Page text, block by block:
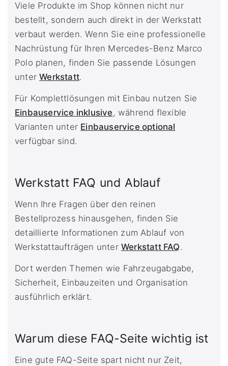
Viele Produkte im Shop können nicht nur
bestellt, sondern auch direkt in der Werkstatt
verbaut werden. Wenn Sie eine professionelle
Nachrüstung für Ihren Mercedes-Benz Marco
Polo planen, finden Sie passende Lösungen
unterWerkstatt.
Für Komplettlösungen mit Einbau nutzen Sie
Einbauservice inklusive, während flexible
Varianten unter Einbauservice optional
verfügbar sind.
Werkstatt FAQ und Ablauf
Wenn Ihre Fragen über den reinen
Bestellprozess hinausgehen, finden Sie
detaillierte Informationen zum Ablauf von
Werkstattaufträgen unter Werkstatt FAQ.
Dort werden Themen wie Fahrzeugabgabe,
Sicherheit, Einbauzeiten und Organisation
ausführlich erklärt.
Warum diese FAQ-Seite wichtig ist
Eine gute FAQ-Seite spart nicht nur Zeit,